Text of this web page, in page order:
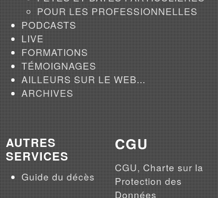
POUR LES PROFESSIONNELLES
PODCASTS
LIVE
FORMATIONS
TÉMOIGNAGES
AILLEURS SUR LE WEB...
ARCHIVES
AUTRES
SERVICES
Guide du décès
CGU
CGU, Charte sur la
Protection des
Données